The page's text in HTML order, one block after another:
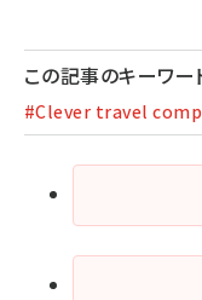
この記事のキーワー
#Clever travel